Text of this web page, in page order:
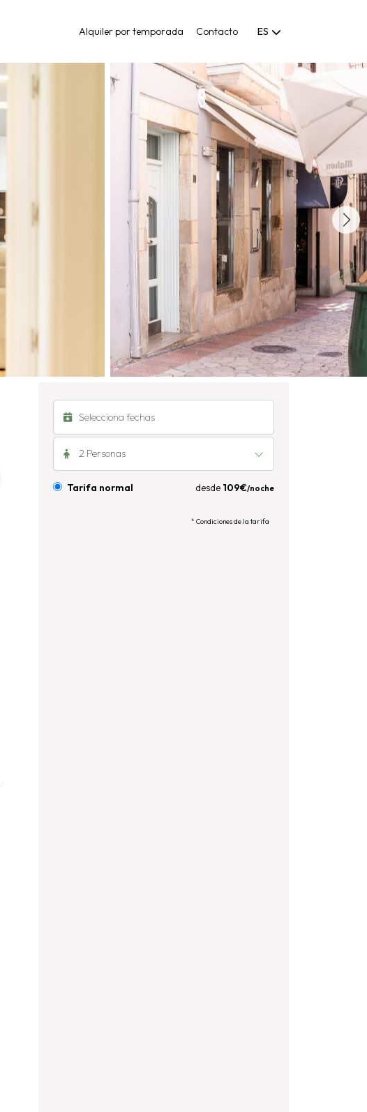
Alquiler por temporada Contacto ES
2 Personas
Tarifa normal desde 109€/noche
* Condiciones de la tarifa